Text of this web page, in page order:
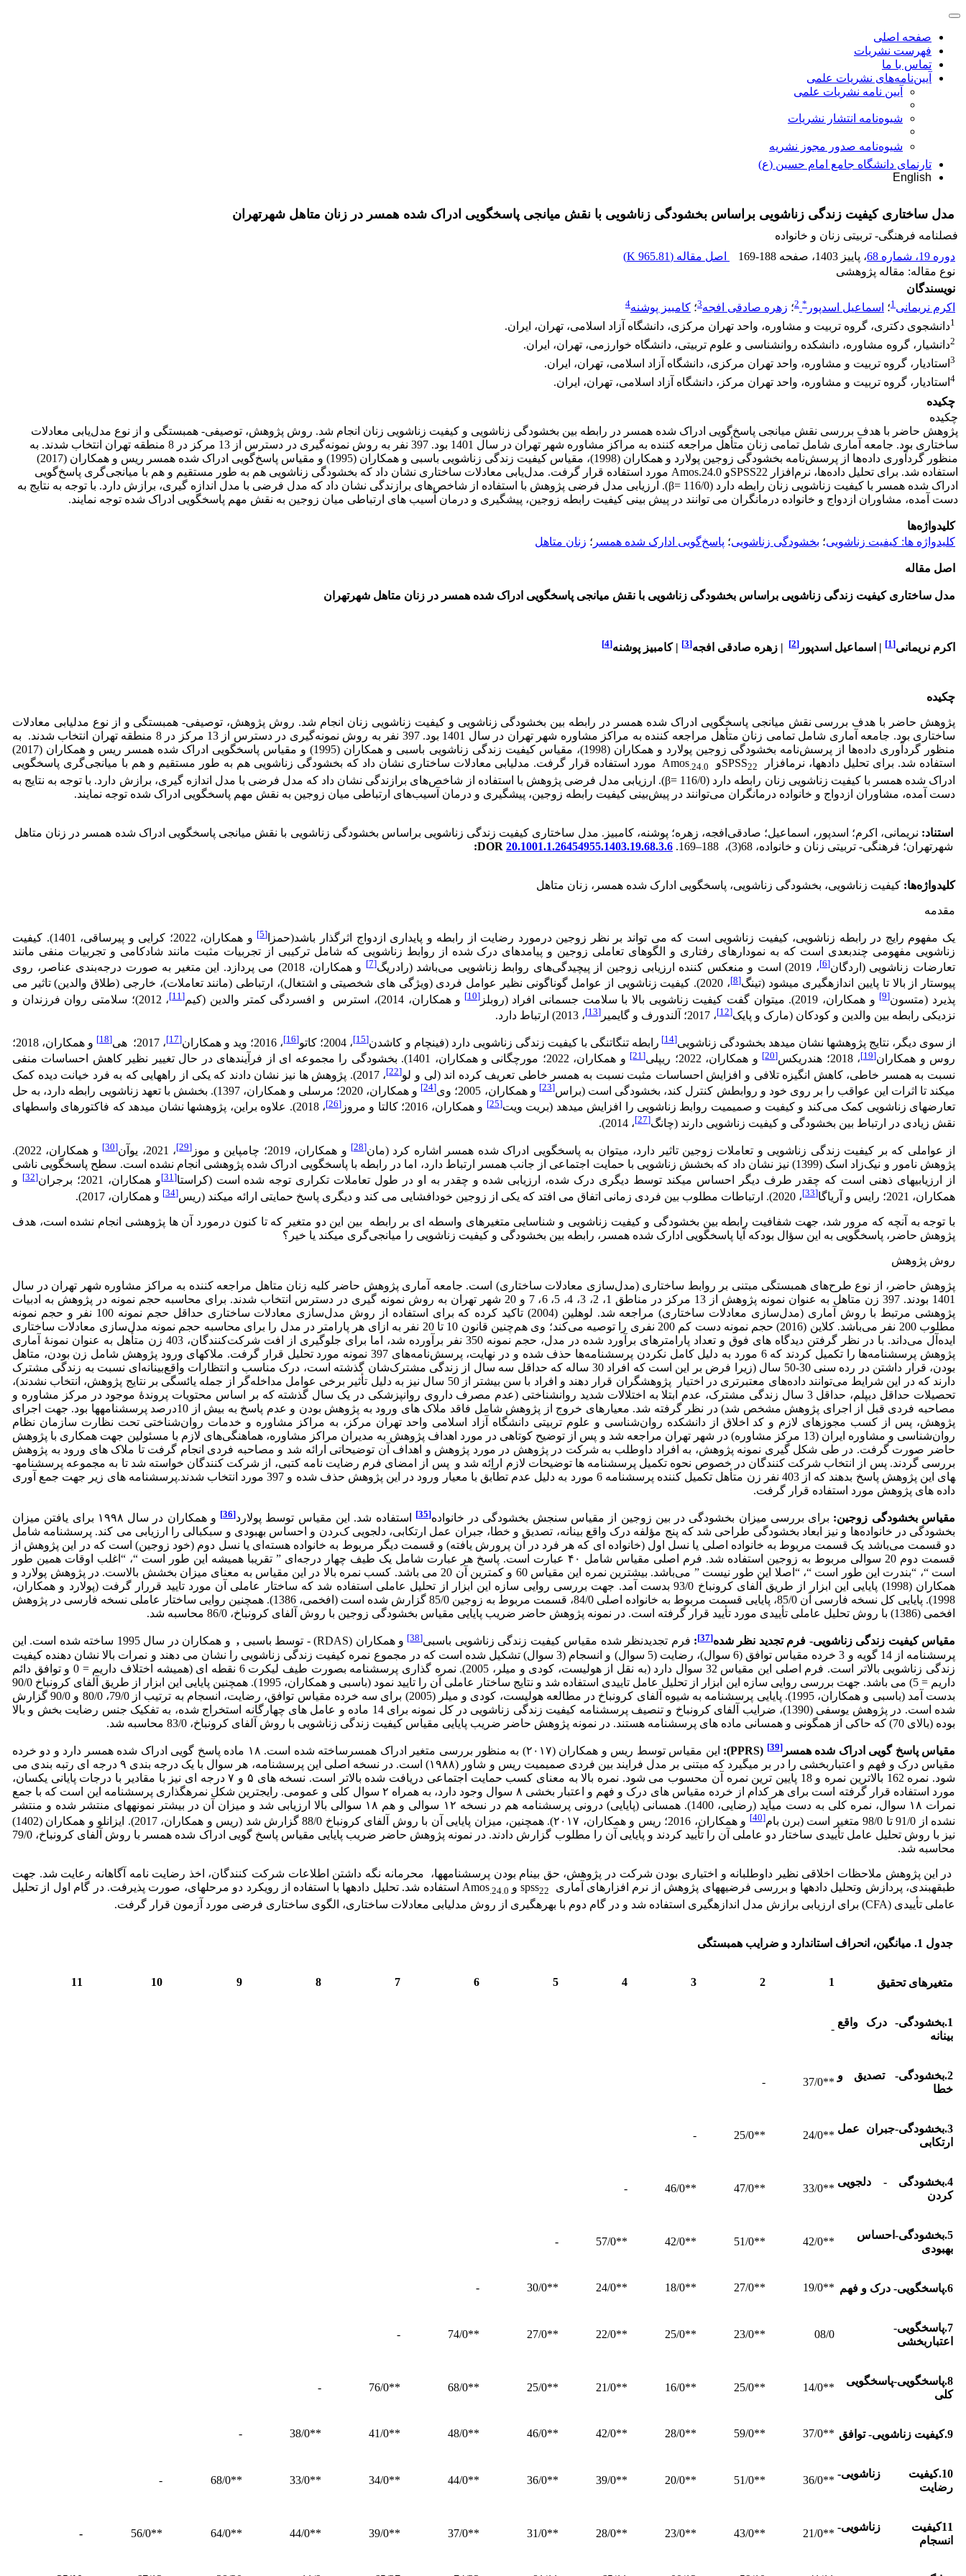
صفحه اصلی
فهرست نشریات
تماس با ما
آیین‌نامه‌های نشریات علمی
آیین نامه نشریات علمی
شیوه‌نامه انتشار نشریات
شیوهنامه صدور مجوز نشریه
تارنمای دانشگاه جامع امام حسین (ع)
English
مدل ساختاری کیفیت زندگی زناشویی براساس بخشودگی زناشویی با نقش میانجی پاسخگویی ادراک شده همسر در زنان متاهل شهرتهران
فصلنامه فرهنگی- تربیتی زنان و خانواده
دوره 19، شماره 68
، پاییز 1403 ، صفحه 169-188 اصل مقاله (965.81 K
)
نوع مقاله: مقاله پژوهشی
نویسندگان
اکرم نریمانی1؛ اسماعیل اسدپور *
2؛ زهره صادقی افجه3؛ کامبیز پوشنه4
1دانشجوی دکتری، گروه تربیت و مشاوره، واحد تهران مرکزی، دانشگاه آزاد اسلامی، تهران، ایران.
2دانشیار، گروه مشاوره، دانشکده روانشناسی و علوم تربیتی، دانشگاه خوارزمی، تهران، ایران.
3 استادیار، گروه تربیت و مشاوره، واحد تهران مرکزی، دانشگاه آزاد اسلامی، تهران، ایران.
4 استادیار، گروه تربیت و مشاوره، واحد تهران مرکز، دانشگاه آزاد اسلامی، تهران، ایران.
چکیده
چکیده
پژوهش حاضر با هدف بررسی نقش میانجی پاسخ‌گویی ادراک شده همسر در رابطه بین بخشودگی زناشویی و کیفیت زناشویی زنان انجام شد. روش پژوهش، توصیفی‌- همبستگی و از نوع مدل‌یابی معادلات
ساختاری بود. جامعه آماری شامل تمامی زنان متأهل مراجعه کننده به مراکز مشاوره شهر تهران در سال 1401 بود. 397 نفر به روش نمونه‌گیری در دسترس از 13 مرکز در 8 منطقه تهران انتخاب شدند. به
منظور گردآوری داد‌ه‌ها از پرسش‌نامه بخشودگی زوجین پولارد و همکاران (1998)، مقیاس کیفیت زندگی زناشویی باسبی و همکاران (1995) و مقیاس پاسخ‌گویی ادراک شده همسر ریس و همکاران (2017)
استفاده شد. برای تحلیل داده‌ها، نرم‌افزار SPSS22و Amos.24.0 مورد استفاده قرار گرفت. مدل‌یابی معادلات ساختاری نشان داد که بخشودگی زناشویی هم به طور مستقیم و هم با میانجی‌گری پاسخ‌گویی
ادراک شده همسر با کیفیت زناشویی زنان رابطه دارد (116/0 =β). ارزیابی مدل فرضی پژوهش با استفاده از شاخص‌های برازندگی نشان داد که مدل فرضی با مدل اندازه گیری، برازش دارد. با توجه به نتایج به
دست آمده، مشاوران ازدواج و خانواده درمانگران می توانند در پیش بینی کیفیت رابطه زوجین، پیشگیری و درمان آسیب های ارتباطی میان زوجین به نقش مهم پاسخگویی ادراک شده توجه نمایند.
کلیدواژه‌ها
کلیدواژه ها: کیفیت زناشویی؛ بخشودگی زناشویی؛ پاسخ‌گویی ادارک شده همسر ؛ زنان متاهل
اصل مقاله
مدل ساختاری کیفیت زندگی زناشویی براساس بخشودگی زناشویی با نقش میانجی پاسخگویی ادراک شده همسر در زنان متاهل شهرتهران
اکرم نریمانی[1]
| اسماعیل اسدپور [2]
| زهره صادقی افجه[3]
| کامبیز پوشنه[4]
چکیده
پژوهش حاضر با هدف بررسی نقش میانجی پاسخ­گویی ادراک شده همسر در رابطه بین بخشودگی زناشویی و کیفیت زناشویی زنان انجام شد. روش پژوهش، توصیفی­- همبستگی و از نوع مدل­یابی معادلات
ساختاری بود. جامعه آماری شامل تمامی زنان متأهل مراجعه کننده به مراکز مشاوره شهر تهران در سال 1401 بود. 397 نفر به روش نمونه‌گیری در دسترس از 13 مرکز در 8 منطقه تهران انتخاب شدند. به
منظور گردآوری داده‌ها از پرسش‌نامه بخشودگی زوجین پولارد و همکاران (1998)، مقیاس کیفیت زندگی زناشویی باسبی و همکاران (1995) و مقیاس پاسخ­گویی ادراک شده همسر ریس و همکاران (2017)
استفاده شد. برای تحلیل داده­ها، نرم­افزار SPSS
22 و Amos .24.0
مورد استفاده قرار گرفت. مدل­یابی معادلات ساختاری نشان داد که بخشودگی زناشویی هم به طور مستقیم و هم با میانجی‌گری پاسخ­گویی
ادراک شده همسر با کیفیت زناشویی زنان رابطه دارد (116/0 =β). ارزیابی مدل فرضی پژوهش با استفاده از شاخص‌های برازندگی نشان داد که مدل فرضی با مدل اندازه گیری، برازش دارد. با توجه به نتایج به
دست آمده، مشاوران ازدواج و خانواده درمانگران می‌توانند در پیش‌بینی کیفیت رابطه زوجین، پیشگیری و درمان آسیب‌های ارتباطی میان زوجین به نقش مهم پاسخگویی ادراک شده توجه نمایند.
استناد: نریمانی، اکرم؛ اسدپور، اسماعیل؛ صادقی‌افجه، زهره؛ پوشنه، کامبیز. مدل ساختاری کیفیت زندگی زناشویی براساس بخشودگی زناشویی با نقش میانجی پاسخگویی ادراک شده همسر در زنان متاهل
شهرتهران؛ فرهنگی- تربیتی زنان و خانواده، 68(3)، 188–169.
20.1001.1.26454955.1403.19.68.3.6
DOR:
کلیدواژه‌ها: کیفیت زناشویی، بخشودگی زناشویی، پاسخ­گویی ادارک شده همسر، زنان متاهل
مقدمه
یک مفهوم رایج در رابطه زناشویی، کیفیت زناشویی است که می تواند بر نظر زوجین درمورد رضایت از رابطه و پایداری ازدواج اثرگذار باشد(حمزا [5]
و همکاران، 2022؛ کرایی و پیرساقی، 1401). کیفیت
زناشویی مفهومی چندبعدی است که به نمودارهای رفتاری و الگوهای تعاملی زوجین و پیامدهای درک شده از روابط زناشویی که شامل ترکیبی از تجربیات مثبت مانند شادکامی و تجربیات منفی مانند
تعارضات زناشویی (اردگان[6] ، 2019) است و منعکس کننده ارزیابی زوجین از پیچیدگی‌های روابط زناشویی می‌باشد (رادریگ [7]
و همکاران، 2018) می پردازد. این متغیر به صورت درجه‌بندی عناصر، روی
پیوستار از بالا تا پایین اندازه­گیری می­شود (تینگ[8]
، 2020). کیفیت زناشویی از عوامل گوناگونی نظیر عوامل فردی (ویژگی های شخصیتی و اشتغال)، ارتباطی (مانند تعاملات)، خارجی (طلاق والدین) تاثیر می
پذیرد (متسون[9] و همکاران، 2019). می­توان گفت کیفیت زناشویی بالا با سلامت جسمانی افراد (روبلز [10] و همکاران، 2014)، استرس و افسردگی کمتر والدین (کیم [11]
، 2012)؛ سلامتی روان فرزندان و
نزدیکی رابطه بین والدین و کودکان (مارک و پایک[12] ، 2017؛ آلندورف و گایمیر [13] ، 2013) ارتباط دارد.
از سوی دیگر، نتایج پژوهش­ها نشان می­دهد بخشودگی زناشویی[14] رابطه تنگاتنگی با کیفیت زندگی زناشویی دارد (فینچام و کاشدن[15] ، 2004؛ کاتو [16] ، 2016؛ وید و همکاران [17] ، 2017؛ هی [18]
و همکاران، 2018؛
روس و همکاران[19] ، 2018؛ هندریکس [20] و همکاران، 2022؛ ریپلی [21]
و همکاران، 2022؛ مورچگانی و همکاران، 1401). بخشودگی را مجموعه ای از فرآیندهای در حال تغییر نظیر کاهش احساسات منفی
نسبت به همسر خاطی، کاهش انگیزه تلافی و افزایش احساسات مثبت نسبت به همسر خاطی تعریف کرده اند (لی و لو[22]
، 2017). پژوهش ها نیز نشان دادند که یکی از راه­هایی که به فرد خیانت دیده کمک
می­کند تا اثرات این عواقب را بر روی خود و روابطش کنترل کند، بخشودگی است (براس[23] و همکاران، 2005؛ وی [24]
و همکاران، 2020؛ مرسلی و همکاران، 1397). بخشش با تعهد زناشویی رابطه دارد، به حل
تعارض­های زناشویی کمک می‌کند و کیفیت و صمیمیت روابط زناشویی را افزایش می­دهد (بریت ویت[25] و همکاران، 2016؛ کالتا و مروز [26]
، 2018). علاوه براین، پژوهش­ها نشان می­دهد که فاکتورهای واسطه­ای
نقش زیادی در ارتباط بین بخشودگی و کیفیت زناشویی دارند (چانگ[27] ، 2014).
از عواملی که بر کیفیت زندگی زناشویی و تعاملات زوجین تاثیر دارد، می­توان به پاسخگویی ادراک شده همسر اشاره کرد (مان[28] و همکاران، 2019؛ چامپاین و موز [29] ، 2021، یوآن [30]
و همکاران، 2022).
پژوهش نامور و نیک‌زاد اسک (1399) نیز نشان داد که بخشش زناشویی با حمایت اجتماعی از جانب همسر ارتباط دارد، اما در رابطه با پاسخگویی ادراک شده پژوهشی انجام نشده است. سطح پاسخگویی ناشی
از ارزیابی­های ذهنی است که چقدر طرف دیگر احساس می­کند توسط دیگری درک شده، ارزیابی شده و چقدر به او در طول تعاملات تکراری توجه شده است (کراستا[31] و همکاران، 2021؛ برجران [32]
و
همکاران، 2021؛ رایس و آریاگا
[33] ، 2020). ارتباطات مطلوب بین فردی زمانی اتفاق می افتد که یکی از زوجین خودافشایی می کند و دیگری پاسخ حمایتی ارائه می­کند (ریس [34] و همکاران، 2017).
با توجه به آنچه که مرور شد، جهت شفافیت رابطه بین بخشودگی و کیفیت زناشویی و شناسایی متغیرهای واسطه ای بر رابطه بین این دو متغیر که تا کنون درمورد آن ها پژوهشی انجام نشده است، هدف
پژوهش حاضر، پاسخگویی به این سؤال بودکه آیا پاسخگویی ادارک شده همسر، رابطه بین بخشودگی و کیفیت زناشویی را میانجی‌گری می­کند یا خیر؟
روش پژوهش
پژوهش حاضر، از نوع طرح‌های همبستگی مبتنی بر روابط ساختاری (مدل‌سازی معادلات ساختاری) است. جامعه آماری پژوهش حاضر کلیه زنان متاهل مراجعه کننده به مراکز مشاوره شهر تهران در سال
1401 بودند. 397 زن متاهل به عنوان نمونه پژوهش از 13 مرکز در مناطق 1، 2، 3، 4، 5، 6، 7 و 20 شهر تهران به روش نمونه گیری در دسترس انتخاب شدند. برای محاسبه حجم نمونه در پژوهش به ادبیات
پژوهشی مرتبط با روش آماری (مدل‌سازی معادلات ساختاری) مراجعه شد. لوهلین (2004) تاکید کرده که برای استفاده از روش مدل‌سازی معادلات ساختاری حداقل حجم نمونه 100 نفر و حجم نمونه
مطلوب 200 نفر می‌باشد. کلاین (2016) حجم نمونه دست کم 200 نفری را توصیه می‌کند؛ وی هم‌چنین قانون 10 تا 20 نفر به ازای هر پارامتر در مدل را برای محاسبه حجم نمونه مدل‌سازی معادلات ساختاری
ایده‌آل می‌داند. با در نظر گرفتن دیدگاه‌ های فوق و تعداد پارامترهای برآورد شده در مدل، حجم نمونه 350 نفر برآورده شد، اما برای جلوگیری از افت شرکت‌کنندگان،
403 زن متأهل به عنوان نمونۀ آماری
پژوهش پرسشنامه‌ها را تکمیل کردند که 6 مورد به دلیل کامل نکردن پرسشنامه‌ها حذف شده و در نهایت، پرسش‌نامه‌های 397 نمونه مورد تحلیل قرار گرفت. ملاک­های ورود پژوهش شامل زن بودن، متاهل
بودن، قرار داشتن در رده سنی 30-50 سال (زیرا فرض بر این است که افراد 30 ساله که حداقل سه سال از زندگی مشترک‌شان گذشته است، درک مناسب و انتظارات واقع‌بینانه‌ای نسبت به زندگی مشترک
دارند که در این شرایط می‌توانند داده‌های معتبرتری در اختیار پژوهشگران قرار دهند و افراد با سن بیشتر از 50 سال نیز به دلیل تأثیر برخی عوامل مداخله‌گر از جمله یائسگی بر نتایج پژوهش، انتخاب نشدند)،
تحصیلات حداقل دیپلم، حداقل 3 سال زندگی مشترک، عدم ابتلا به اختلالات شدید روانشناختی (عدم مصرف داروی روانپزشکی در یک سال گذشته که بر اساس محتویات پروندۀ موجود در مرکز مشاوره و
مصاحبه فردی قبل از اجرای پژوهش مشخص شد) در نظر گرفته شد. معیارهای خروج از پژوهش شامل فاقد ملاک های ورود به پژوهش بودن و عدم پاسخ به بیش از 10درصد پرسش­نامه­ها بود. جهت اجرای
پژوهش، پس از کسب مجوزهای لازم و کد اخلاق از دانشکده روان‌شناسی و علوم تربیتی دانشگاه آزاد اسلامی واحد تهران مرکز، به مراکز مشاوره و خدمات روان‌شناختی تحت نظارت سازمان نظام
روان‌شناسی و مشاوره ایران (13 مرکز مشاوره) در شهر تهران مراجعه شد و پس از توضیح کوتاهی در مورد اهداف پژوهش به مدیران مراکز مشاوره، هماهنگی‌های لازم با مسئولین جهت همکاری با پژوهش
حاضر صورت گرفت. در طی شکل گیری نمونه پژوهش، به افراد داوطلب به شرکت در پژوهش در مورد پژوهش و اهداف آن توضیحاتی ارائه شد و مصاحبه فردی انجام گرفت تا ملاک های ورود به پژوهش
بررسی گردند. پس از انتخاب شرکت کنندگان در خصوص نحوه تکمیل پرسشنامه ها توضیحات لازم اراِئه شد و پس از امضای فرم رضایت نامه کتبی، از شرکت کنندگان خواسته شد تا به مجموعه پرسش­نامه­
های این پژوهش پاسخ بدهند که از 403 نفر زن متأهل تکمیل کننده پرسشنامه 6 مورد به دلیل عدم تطابق با معیار ورود در این پژوهش حذف شده و 397 مورد انتخاب شدند.پرسشنامه های زیر جهت جمع آوری
داده های پژوهش مورد استفاده قرار گرفت.
مقیاس بخشودگی زوجین: برای بررسی میزان بخشودگی در بین زوجین از مقیاس سنجش بخشودگی در خانواده[35] استفاده شد. این مقیاس توسط پولارد[36]
و همکاران در سال ۱۹۹۸ برای یافتن میزان
بخشودگی در خانواده‌ها و نیز ابعاد بخشودگی طراحی شد که پنج مؤلفه درک واقع بینانه، تصدیق و خطا، جبران عمل ارتکابی، دلجویی کردن و احساس بهبودی و سبکبالی را ارزیابی می کند. پرسشنامه شامل
دو قسمت می‌باشد یک قسمت مربوط به خانواده اصلی یا نسل اول (خانواده ای که هر فرد در آن پرورش یافته) و قسمت دیگر مربوط به خانواده هسته‌ای یا نسل دوم (خود زوجین) است که در این پژوهش از
قسمت دوم 20 سوالی مربوط به زوجین استفاده شد. فرم اصلی مقیاس شامل ۴۰ عبارت است. پاسخ هر عبارت شامل یک طیف چهار درجه‌ای ” تقریبا همیشه این طور است “، “اغلب اوقات همین طور
است “، “بندرت این طور است “، “اصلا این طور نیست ” می‌باشد. بیشترین نمره این مقیاس 60 و کمترین آن 20 می باشد. کسب نمره بالا در این مقیاس به معنای میزان بخشش بالاست. در پژوهش پولارد و
همکاران (1998) پایایی این ابزار از طریق آلفای کرونباخ 93/0 بدست آمد. جهت بررسی روایی سازه این ابزار از تحلیل عاملی استفاده شد که ساختار عاملی آن مورد تایید قررار گرفت (پولارد و همکاران،
1998). پایایی کل نسخه فارسی آن 85/0، پایایی قسمت مربوط به خانواده اصلی 84/0، قسمت مربوط به زوجین 85/0 گزارش شده است (افخمی، 1386). همچنین روایی ساختار عاملی نسخه فارسی در پژوهش
افخمی (1386) با روش تحلیل عاملی تأییدی مورد تأیید قرار گرفته است. در نمونه پژوهش حاضر ضریب پایایی مقیاس بخشودگی زوجین با روش آلفای کرونباخ، 86/0 محاسبه شد.
مقیاس کیفیت زندگی زناشویی- فرم تجدید نظر شده[37]
: فرم تجدیدنظر شده مقیاس کیفیت زندگی زناشویی باسبی[38] و همکاران (RDAS) - توسط باسبی ,
و همکاران در سال 1995 ساخته شده است. این
پرسشنامه از 14 گویه و 3 خرده مقیاس توافق (6 سوال)، رضایت (5 سوال) و انسجام (3 سوال) تشکیل شده است که در مجموع نمره کیفیت زندگی زناشویی را نشان می دهند و نمرات بالا نشان دهنده کیفیت
زندگی زناشویی بالاتر است. فرم اصلی این مقیاس 32 سوال دارد (به نقل از هولیست، کودی و میلر، 2005). نمره گذاری پرسشنامه بصورت طیف لیکرت 6 نقطه ای (همیشه اختلاف داریم = 0 و توافق دائم
داریم = 5) می باشد. جهت بررسی روایی سازه این ابزار از تحلیل عامل تاییدی استفاده شد و نتایج ساختار عاملی آن را تایید نمود (باسبی و همکاران، 1995). همچنین پایایی این ابزار از طریق آلفای کرونباخ 90/0
بدست آمد (باسبی و همکاران، 1995). پایایی پرسشنامه به شیوه آلفای کرونباخ در مطالعه هولیست، کودی و میلر (2005) برای سه خرده مقیاس توافق، رضایت، انسجام به ترتیب از 79/0، 80/0 و 90/0 گزارش
شده است. در پژوهش یوسفی (1390)، ضرایب آلفای کرونباخ و تنصیف پرسشنامه کیفیت زندگی زناشویی در کل نمونه برای 14 ماده و عامل های چهارگانه استخراج شده، به تفکیک جنس رضایت بخش و بالا
بوده (بالای 70) که حاکی از همگونی و همسانی ماده های پرسشنامه هستند. در نمونه پژوهش حاضر ضریب پایایی مقیاس کیفیت زندگی زناشویی با روش آلفای کرونباخ، 83/0 محاسبه شد.
مقیاس پاسخ گویی ادراک شده همسر[39]
(
PPRS
):
این مقیاس توسط ریس و همکاران (۲۰۱۷) به منظور بررسی متغیر ادراک همسرساخته شده است. ۱۸ ماده پاسخ گویی ادراک شده همسر دارد و دو خرده
مقیاس درک و فهم و اعتباربخشی را در بر می­گیرد که مبتنی بر مدل فرایند بین فردی صمیمیت ریس و شاور (۱۹۸۸) است. در نسخه اصلی این پرسشنامه، هر سوال با یک درجه بندی ۹ درجه ای رتبه بندی می
شود. نمره 162 بالاترین نمره و 18 پایین ترین نمره آن محسوب می شود. نمره بالا به معنای کسب حمایت اجتماعی دریافت شده بالاتر است. نسخه های ۵ و ۷ درجه ای نیز با مقادیر با درجات پایانی یکسان،
مورد استفاده قرار گرفته است برای هر کدام از خرده مقیاس های درک و فهم و اعتبار بخشی ۸ سوال وجود دارد، به همراه ۲ سوال کلی و عمومی. رایج­ترین شکل نمره­گذاری پرسشنامه این است که با جمع
نمرات ۱۸ سوال، نمره کلی به دست می­آید (رضایی، 1400). همسانی (پایایی) درونی پرسشنامه هم در نسخه ۱۲ سوالی و هم ۱۸ سوالی بالا ارزیابی شد و میزان آن در بیشتر نمونه­های منتشر شده و منتشر
نشده از 91/0 تا 98/0 متغیر است (برن بام
[40]
و همکاران، 2016؛ ریس و همکاران، ۲۰۱۷). همچنین، میزان پایایی آن با روش آلفای کرونباخ 88/0 گزارش شد (ریس و همکاران، 2017). ایزانلو و همکاران (1402)
نیز با روش تحلیل عامل تأییدی ساختار دو عاملی آن را تأیید کردند و پایایی آن را مطلوب گزارش دادند. در نمونه پژوهش حاضر ضریب پایایی مقیاس پاسخ گویی ادراک شده همسر با روش آلفای کرونباخ، 79/0
محاسبه شد.
در این پژوهش ملاحظات اخلاقی نظیر داوطلبانه و اختیاری بودن شرکت در پژوهش، حق بی­نام بودن پرسشنامه­ها، محرمانه نگه داشتن اطلاعات شرکت کنندگان، اخذ رضایت نامه آگاهانه رعایت شد. جهت
طبقه­بندی، پردازش وتحلیل داده­ها و بررسی فرضیه­های پژوهش از نرم افزارهای آماری spss
22 و Amos .24.0
استفاده شد. تحلیل داده­ها با استفاده از رویکرد دو مرحله­ای، صورت پذیرفت. در گام اول از تحلیل
عاملی تأییدی (CFA) برای ارزیابی برازش مدل اندازه­گیری استفاده شد و در گام دوم با بهره­گیری از روش مدل­یابی معادلات ساختاری، الگوی ساختاری فرضی مورد آزمون قرار گرفت.
جدول 1. میانگین، انحراف استاندارد و ضرایب همبستگی
متغیرهای تحقیق 1
2
3
4
5
6
7
8
9
10
11
1.بخشودگی- درک واقع
بینانه
-
2.بخشودگی- تصدیق و
خطا
**37/0
-
3.بخشودگی-جبران عمل
ارتکابی
**24/0
**25/0
-
4.بخشودگی - دلجویی
کردن
**33/0
**47/0
**46/0
-
5.بخشودگی-احساس
بهبودی
**42/0
**51/0
**42/0
**57/0
-
6.پاسخگویی- درک و فهم **19/0
**27/0
**18/0
**24/0
**30/0
-
7.پاسخگویی-
اعتباربخشی
08/0
**23/0
**25/0
**22/0
**27/0
**74/0
-
8.پاسخگویی-پاسخگویی
کلی
**14/0
**25/0
**16/0
**21/0
**25/0
**68/0
**76/0
-
9.کیفیت زناشویی- توافق **37/0
**59/0
**28/0
**42/0
**46/0
**48/0
**41/0
**38/0
-
10.کیفیت زناشویی-
رضایت
**36/0
**51/0
**20/0
**39/0
**36/0
**44/0
**34/0
**33/0
**68/0
-
11کیفیت زناشویی-
انسجام
**21/0
**43/0
**23/0
**28/0
**31/0
**37/0
**39/0
**44/0
**64/0
**56/0
-